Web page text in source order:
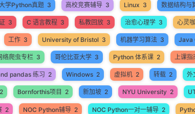
学Python真题 3 高校竞赛辅导 3 Linux 3 数据结构与
3 C 语言教程 3 私教回放 3 治愈心理学 3 心灵
工作 3 University of Bristol 3 机器学习算法 3 Java
络爬虫专栏 3 哥伦比亚大学 3 Python 体系课 2 上课指
pandas 练习 2 Windows 2 虚拟机 2 转载 2 外
2 Bornforthis项目 2 新加坡 2 NYU University 2
2 NOC Python辅导 2 NOC Python一对一辅导 2